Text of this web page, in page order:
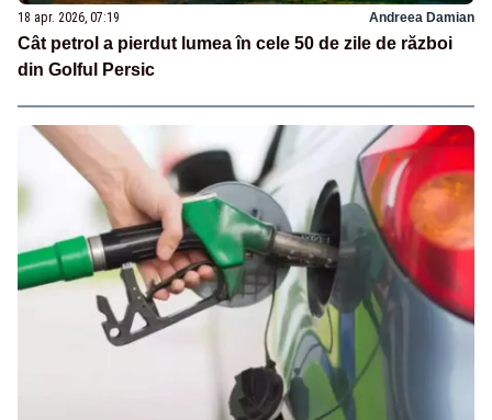
18 apr. 2026, 07:19 Andreea Damian
Cât petrol a pierdut lumea în cele 50 de zile de război
din Golful Persic